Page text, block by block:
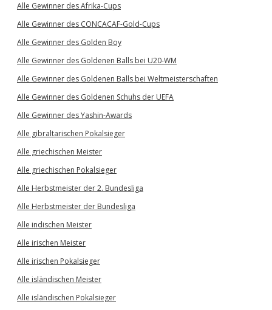
Alle Gewinner des Afrika-Cups
Alle Gewinner des CONCACAF-Gold-Cups
Alle Gewinner des Golden Boy
Alle Gewinner des Goldenen Balls bei U20-WM
Alle Gewinner des Goldenen Balls bei Weltmeisterschaften
Alle Gewinner des Goldenen Schuhs der UEFA
Alle Gewinner des Yashin-Awards
Alle gibraltarischen Pokalsieger
Alle griechischen Meister
Alle griechischen Pokalsieger
Alle Herbstmeister der 2. Bundesliga
Alle Herbstmeister der Bundesliga
Alle indischen Meister
Alle irischen Meister
Alle irischen Pokalsieger
Alle isländischen Meister
Alle isländischen Pokalsieger